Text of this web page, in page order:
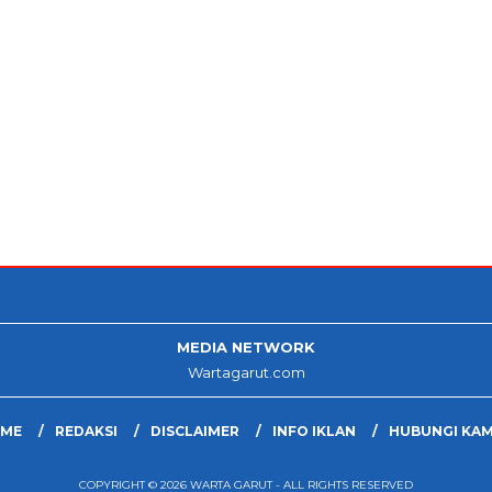
MEDIA NETWORK
Wartagarut.com
REDAKSI DISCLAIMER INFO IKLAN HUBUNGI
COPYRIGHT © 2026 WARTA GARUT - ALL RIGHTS RESERVED